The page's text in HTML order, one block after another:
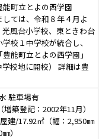
町立とよの西学園
ては、令和８年４月よ
風台小学校、東ときわ台
校１中学校が統合し、
能町立とよの西学園」
校地に開校） 詳細は豊
駐車場有
築登記：2002年11月）
建/17.92㎡（幅：2,950㎜
）